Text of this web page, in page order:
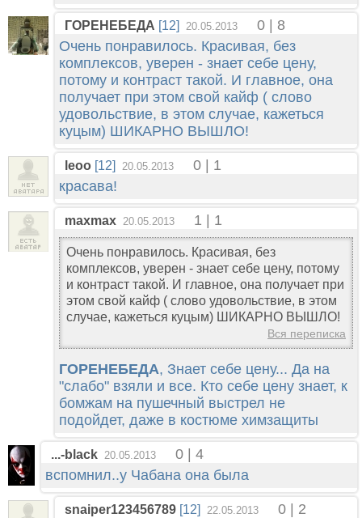
ГОРЕНЕБЕДА [12] 20.05.2013
0 | 8
Очень понравилось. Красивая, без
комплексов, уверен - знает себе цену,
потому и контраст такой. И главное, она
получает при этом свой кайф ( слово
удовольствие, в этом случае, кажеться
куцым) ШИКАРНО ВЫШЛО!
leoo [12] 20.05.2013
0 | 1
красава!
maxmax 20.05.2013 1 | 1
Очень понравилось. Красивая, без
комплексов, уверен - знает себе цену, потому
и контраст такой. И главное, она получает при
этом свой кайф ( слово удовольствие, в этом
случае, кажеться куцым) ШИКАРНО ВЫШЛО!
Вся переписка
ГОРЕНЕБЕДА, Знает себе цену... Да на
"слабо" взяли и все. Кто себе цену знает, к
бомжам на пушечный выстрел не
подойдет, даже в костюме химзащиты
...-black 20.05.2013
0 | 4
вспомнил..у Чабана она была
snaiper123456789 [12] 22.05.2013
0 | 2